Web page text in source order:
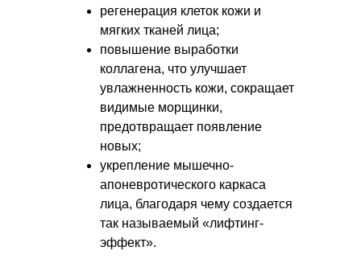
регенерация клеток кожи и
мягких тканей лица;
повышение выработки
коллагена, что улучшает
увлажненность кожи, сокращает
видимые морщинки,
предотвращает появление
новых;
укрепление мышечно-
апоневротического каркаса
лица, благодаря чему создается
так называемый «лифтинг-
эффект».